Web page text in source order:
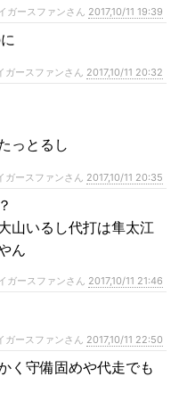
ガースファンさん 2017,10/11 19:39
ースファンさん 2017,10/11 20:32
っとるし
ースファンさん 2017,10/11 20:35
山いるし代打は隼太江
ん
ガースファンさん 2017,10/11 21:46
ースファンさん 2017,10/11 22:50
く守備固めや代走でも